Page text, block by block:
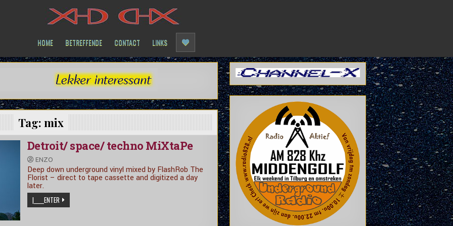
HOME BETREFFENDE CONTACT LINKS
Tag: mix
Detroit/ space/ techno MiXtaPe
ENZO
Deep down underground vinyl mixed by FlashRob The
Florist – direct to tape cassette and digitized a day
later.
|_____ENTER